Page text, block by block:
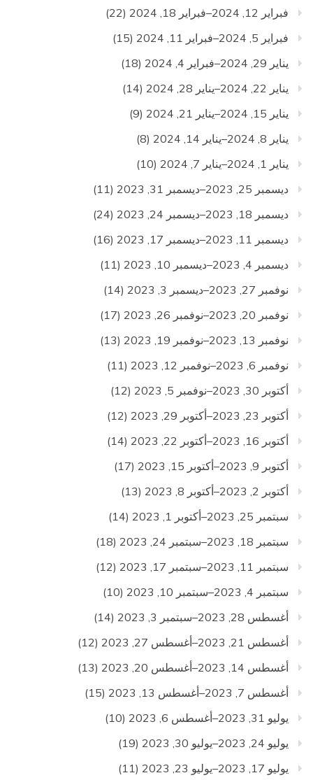
فبراير 12, 2024–فبراير 18, 2024
(22)
فبراير 5, 2024–فبراير 11, 2024
(15)
يناير 29, 2024–فبراير 4, 2024
(18)
يناير 22, 2024–يناير 28, 2024
(14)
يناير 15, 2024–يناير 21, 2024
(9)
يناير 8, 2024–يناير 14, 2024
(8)
يناير 1, 2024–يناير 7, 2024
(10)
ديسمبر 25, 2023–ديسمبر 31, 2023
(11)
ديسمبر 18, 2023–ديسمبر 24, 2023
(24)
ديسمبر 11, 2023–ديسمبر 17, 2023
(16)
ديسمبر 4, 2023–ديسمبر 10, 2023
(11)
نوفمبر 27, 2023–ديسمبر 3, 2023
(14)
نوفمبر 20, 2023–نوفمبر 26, 2023
(17)
نوفمبر 13, 2023–نوفمبر 19, 2023
(13)
نوفمبر 6, 2023–نوفمبر 12, 2023
(11)
أكتوبر 30, 2023–نوفمبر 5, 2023
(12)
أكتوبر 23, 2023–أكتوبر 29, 2023
(12)
أكتوبر 16, 2023–أكتوبر 22, 2023
(14)
أكتوبر 9, 2023–أكتوبر 15, 2023
(17)
أكتوبر 2, 2023–أكتوبر 8, 2023
(13)
سبتمبر 25, 2023–أكتوبر 1, 2023
(14)
سبتمبر 18, 2023–سبتمبر 24, 2023
(18)
سبتمبر 11, 2023–سبتمبر 17, 2023
(12)
سبتمبر 4, 2023–سبتمبر 10, 2023
(10)
أغسطس 28, 2023–سبتمبر 3, 2023
(14)
أغسطس 21, 2023–أغسطس 27, 2023
(12)
أغسطس 14, 2023–أغسطس 20, 2023
(13)
أغسطس 7, 2023–أغسطس 13, 2023
(15)
يوليو 31, 2023–أغسطس 6, 2023
(10)
يوليو 24, 2023–يوليو 30, 2023
(19)
يوليو 17, 2023–يوليو 23, 2023
(11)